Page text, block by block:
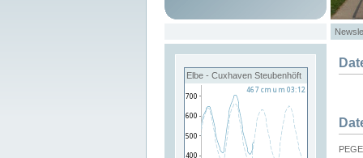
Elbe - Cuxhaven Steubenhöft